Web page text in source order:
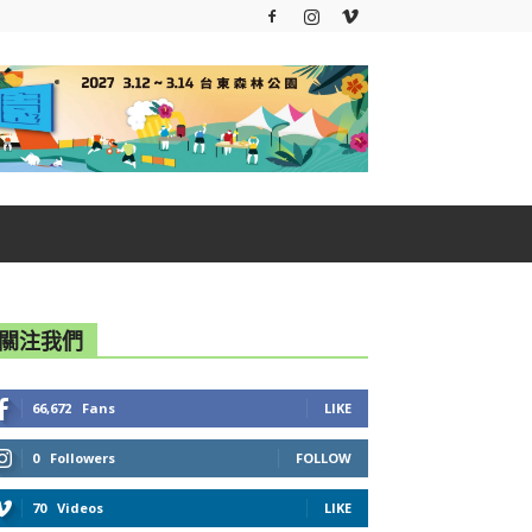
關注我們
66,672 Fans LIKE
0 Followers FOLLOW
70 Videos LIKE